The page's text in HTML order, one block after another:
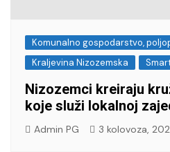
Komunalno gospodarstvo,
Kraljevina Nizozemska
Nizozemci kreiraju
koje služi lokalnoj
Admin PG 3 kolovoza,